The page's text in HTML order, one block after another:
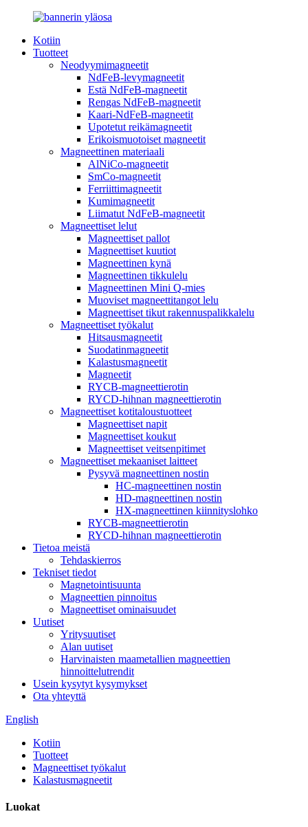
Kotiin
Tuotteet
Neodyymimagneetit
NdFeB-levymagneetit
Estä NdFeB-magneetit
Rengas NdFeB-magneetit
Kaari-NdFeB-magneetit
Upotetut reikämagneetit
Erikoismuotoiset magneetit
Magneettinen materiaali
AlNiCo-magneetit
SmCo-magneetit
Ferriittimagneetit
Kumimagneetit
Liimatut NdFeB-magneetit
Magneettiset lelut
Magneettiset pallot
Magneettiset kuutiot
Magneettinen kynä
Magneettinen tikkulelu
Magneettinen Mini Q-mies
Muoviset magneettitangot lelu
Magneettiset tikut rakennuspalikkalelu
Magneettiset työkalut
Hitsausmagneetit
Suodatinmagneetit
Kalastusmagneetit
Magneetit
RYCB-magneettierotin
RYCD-hihnan magneettierotin
Magneettiset kotitaloustuotteet
Magneettiset napit
Magneettiset koukut
Magneettiset veitsenpitimet
Magneettiset mekaaniset laitteet
Pysyvä magneettinen nostin
HC-magneettinen nostin
HD-magneettinen nostin
HX-magneettinen kiinnityslohko
RYCB-magneettierotin
RYCD-hihnan magneettierotin
Tietoa meistä
Tehdaskierros
Tekniset tiedot
Magnetointisuunta
Magneettien pinnoitus
Magneettiset ominaisuudet
Uutiset
Yritysuutiset
Alan uutiset
Harvinaisten maametallien magneettien
hinnoittelutrendit
Usein kysytyt kysymykset
Ota yhteyttä
English
Kotiin
Tuotteet
Magneettiset työkalut
Kalastusmagneetit
Luokat